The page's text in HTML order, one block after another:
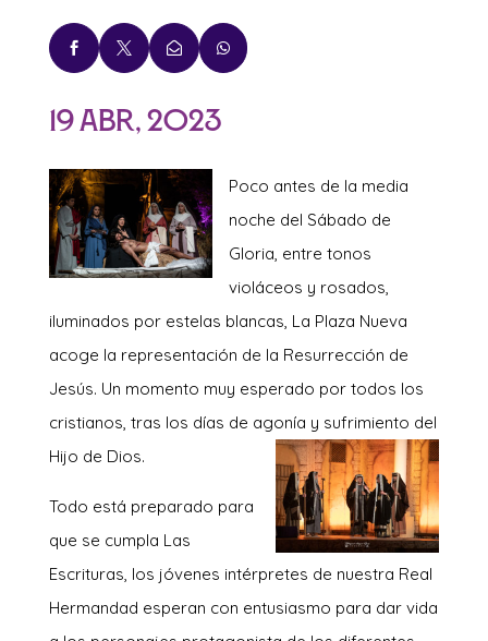
   
19 Abr, 2023
Poco antes de la media
noche del Sábado de
Gloria, entre tonos
violáceos y rosados,
iluminados por estelas blancas, La Plaza Nueva
acoge la representación de la Resurrección de
Jesús. Un momento muy esperado por todos los
cristianos, tras los días de agonía y sufrimiento del
Hijo de Dios.
Todo está preparado para
que se cumpla Las
Escrituras, los jóvenes intérpretes de nuestra Real
Hermandad esperan con entusiasmo para dar vida